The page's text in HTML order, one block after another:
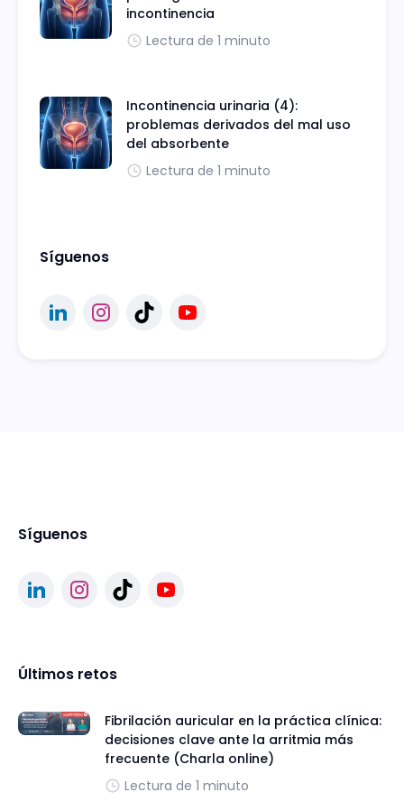
incontinencia
Lectura de 1 minuto
Incontinencia urinaria (4):
problemas derivados del mal uso
del absorbente
Lectura de 1 minuto
Síguenos
Síguenos
Últimos retos
Fibrilación auricular en la práctica clínica:
decisiones clave ante la arritmia más
frecuente (Charla online)
Lectura de 1 minuto